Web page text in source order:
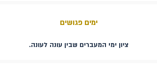
ימים פגושים
ציון ימי המעברים שבין עונה לעונה.